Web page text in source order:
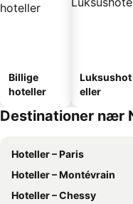
Billige
hoteller
Luksushot
eller
Destinationer nær
Hoteller – Paris
Hoteller – Montévrain
Hoteller – Chessy